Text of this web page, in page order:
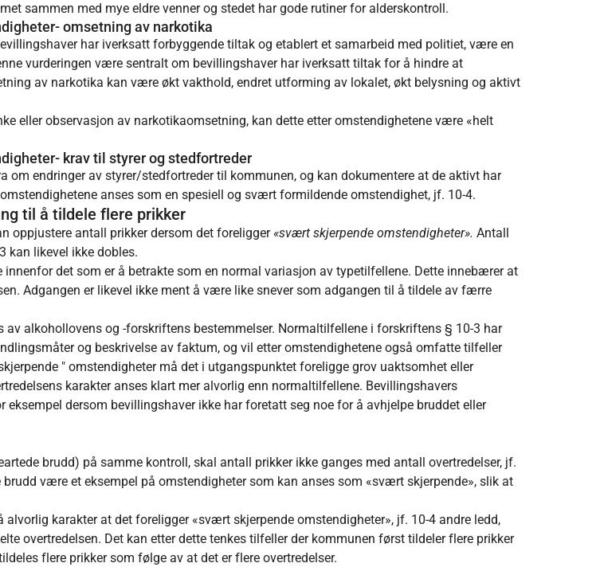
sammen med mye eldre venner og stedet har gode rutiner for alderskontroll.
omsetning av narkotika
har iverksatt forbyggende tiltak og etablert et samarbeid med politiet, være en
vurderingen være sentralt om bevillingshaver har iverksatt tiltak for å hindre at
av narkotika kan være økt vakthold, endret utforming av lokalet, økt belysning og aktivt
eller observasjon av narkotikaomsetning, kan dette etter omstendighetene være «helt
krav til styrer og stedfortreder
om endringer av styrer/stedfortreder til kommunen, og kan dokumentere at de aktivt har
anses som en spesiell og svært formildende omstendighet, jf. 10-4.
til å tildele flere prikker
oppjustere antall prikker dersom det foreligger«svært skjerpende omstendigheter». Antall
kan likevel ikke dobles.
det som er å betrakte som en normal variasjon av typetilfellene. Dette innebærer at
Adgangen er likevel ikke ment å være like snever som adgangen til å tildele av færre
alkohollovens og -forskriftens bestemmelser. Normaltilfellene i forskriftens § 10-3 har
og beskrivelse av faktum, og vil etter omstendighetene også omfatte tilfeller
" omstendigheter må det i utgangspunktet foreligge grov uaktsomhet eller
karakter anses klart mer alvorlig enn normaltilfellene. Bevillingshavers
dersom bevillingshaver ikke har foretatt seg noe for å avhjelpe bruddet eller
brudd) på samme kontroll, skal antall prikker ikke ganges med antall overtredelser, jf.
være et eksempel på omstendigheter som kan anses som «svært skjerpende», slik at
alvorlig karakter at det foreligger «svært skjerpende omstendigheter», jf. 10-4 andre ledd,
overtredelsen. Det kan etter dette tenkes tilfeller der kommunen først tildeler flere prikker
flere prikker som følge av at det er flere overtredelser.